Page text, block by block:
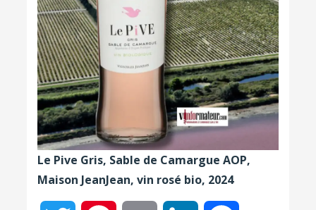
Le Pive Gris, Sable de Camargue AOP,
Maison JeanJean, vin rosé bio, 2024